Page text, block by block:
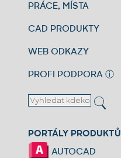
PRÁCE, MÍSTA
CAD PRODUKTY
WEB ODKAZY
PROFI PODPORA ⓘ
PORTÁLY PRODUKTŮ
AUTOCAD